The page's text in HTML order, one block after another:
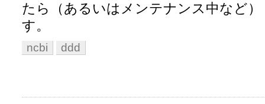
たら（あるいはメンテナンス中など
す。
ncbi ddd